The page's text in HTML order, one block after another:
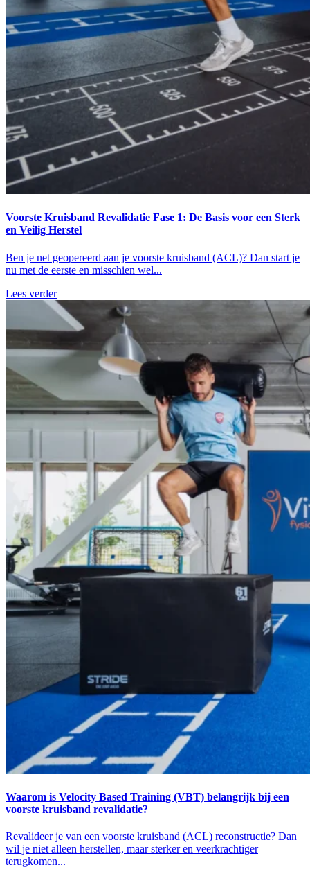
Voorste Kruisband Revalidatie Fase 1: De Basis voor een Sterk
en Veilig Herstel
Ben je net geopereerd aan je voorste kruisband (ACL)? Dan start je
nu met de eerste en misschien wel...
Lees verder
Waarom is Velocity Based Training (VBT) belangrijk bij een
voorste kruisband revalidatie?
Revalideer je van een voorste kruisband (ACL) reconstructie? Dan
wil je niet alleen herstellen, maar sterker en veerkrachtiger
terugkomen...